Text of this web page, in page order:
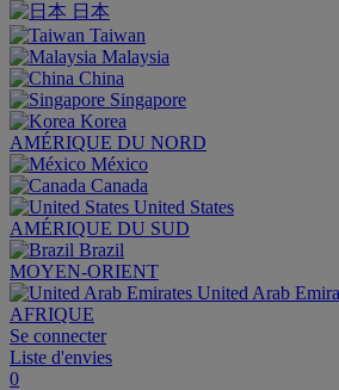
日本
Taiwan
Malaysia
China
Singapore
Korea
AMÉRIQUE DU NORD
México
Canada
United States
AMÉRIQUE DU SUD
Brazil
MOYEN-ORIENT
United Arab
AFRIQUE
Se connecter
Liste d'envies
0